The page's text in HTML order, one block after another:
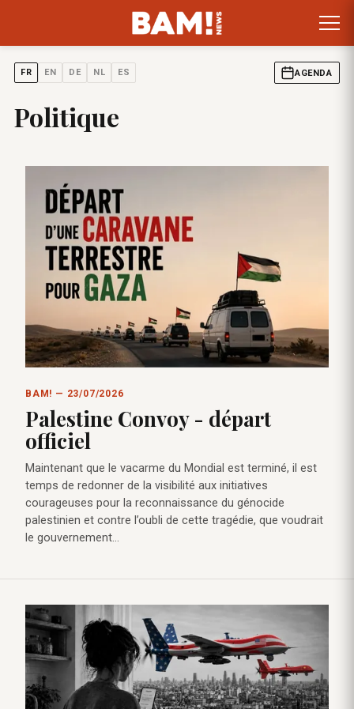
FR EN DE NL ES AGENDA
Politique
BAM! — 23/07/2026
Palestine Convoy - départ
officiel
Maintenant que le vacarme du Mondial est terminé, il est
temps de redonner de la visibilité aux initiatives
courageuses pour la reconnaissance du génocide
palestinien et contre l’oubli de cette tragédie, que voudrait
le gouvernement…